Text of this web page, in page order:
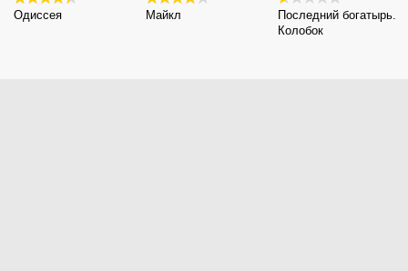
Одиссея Майкл
Последний богатырь.
Колобок